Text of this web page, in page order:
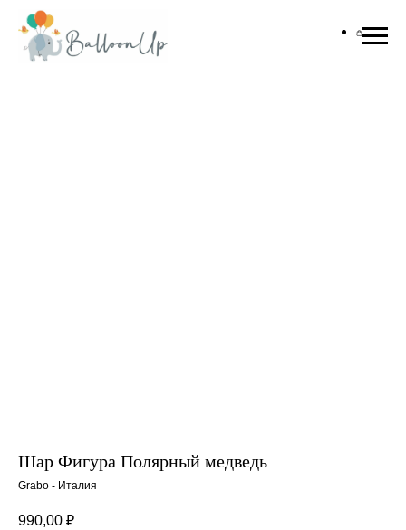
Шар Фигура Полярный медведь
Grabo - Италия
990,00 ₽